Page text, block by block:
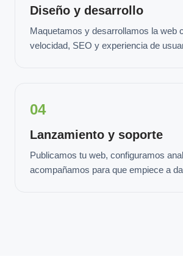
Diseño y desarrollo
Maquetamos y desarrollamos la web
velocidad, SEO y experiencia de
04
Lanzamiento y soporte
Publicamos tu web, configuramos
acompañamos para que empiece a